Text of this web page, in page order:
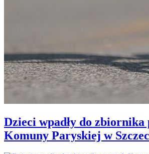
Dzieci wpadły do zbiornika
Komuny Paryskiej w